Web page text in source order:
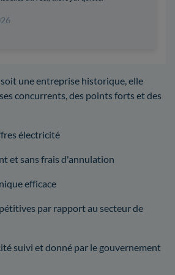
une entreprise historique, elle
concurrents, des points forts et des
électricité
et sans frais d'annulation
efficace
par rapport au secteur de
suivi et donné par le gouvernement